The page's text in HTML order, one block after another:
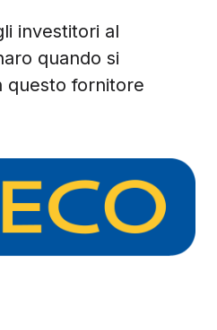
investitori al
quando si
questo fornitore